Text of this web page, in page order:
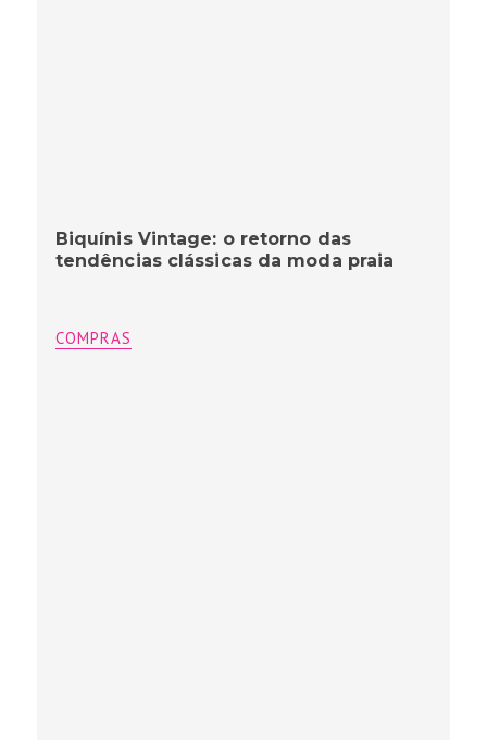
Biquínis Vintage: o retorno das
tendências clássicas da moda praia
COMPRAS